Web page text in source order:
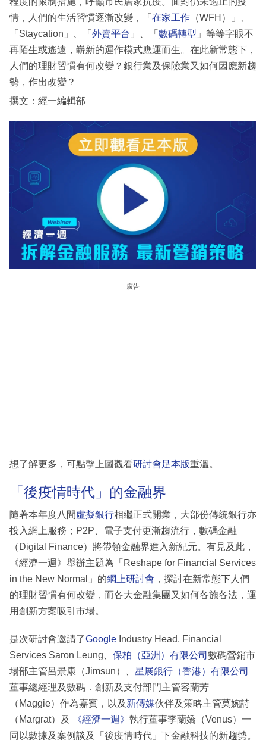
情，人們的生活習慣逐漸改變，「 在家工作 （WFH）」、
「Staycation」、「 外賣平台 」、「 數碼轉型 」等等字眼不
再陌生或遙遠，嶄新的運作模式應運而生。在此新常態下，
人們的理財習慣有何改變？銀行業及保險業又如何因應新趨
勢，作出改變？
撰文：經一編輯部
廣告
想了解更多，可點擊上圖觀看研討會足本版重溫。
「後疫情時代」的金融界
隨著本年度八間虛擬銀行相繼正式開業，大部份傳統銀行亦
投入網上服務；P2P、電子支付更漸趨流行，數碼金融
（Digital Finance）將帶領金融界進入新紀元。有見及此，
《經濟一週》舉辦主題為「Reshape for Financial Services
in the New Normal」的網上研討會 ，探討在新常態下人們
的理財習慣有何改變，而各大金融集團又如何各施各法，運
用創新方案吸引市場。
是次研討會邀請了Google Industry Head, Financial
Services Saron Leung、 保柏（亞洲）有限公司 數碼營銷市
場部主管呂景康（Jimsun）、 星展銀行（香港）有限公司
董事總經理及數碼．創新及支付部門主管容蘭芳
（Maggie）作為嘉賓，以及 新傳媒伙伴及策略主管莫婉詩
（Margrat）及
《經濟一週》 執行董事李蘭嬌（Venus）一
同以數據及案例談及「後疫情時代」下金融科技的新趨勢。